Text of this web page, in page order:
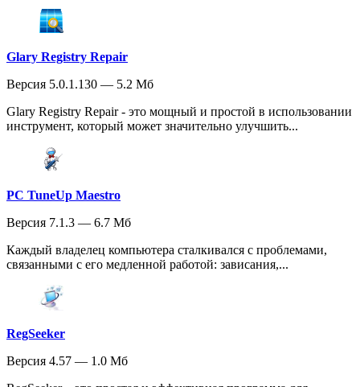
Glary Registry Repair
Версия 5.0.1.130 — 5.2 Мб
Glary Registry Repair - это мощный и простой в использовании
инструмент, который может значительно улучшить...
PC TuneUp Maestro
Версия 7.1.3 — 6.7 Мб
Каждый владелец компьютера сталкивался с проблемами,
связанными с его медленной работой: зависания,...
RegSeeker
Версия 4.57 — 1.0 Мб